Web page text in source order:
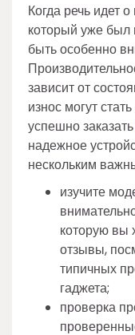
Когда речь идет
который уже был
быть особенно
зависит от
износ могут
успешно заказать
надежное
нескольким
изучите
которую вы
отзывы,
типичных
гаджета;
проверка